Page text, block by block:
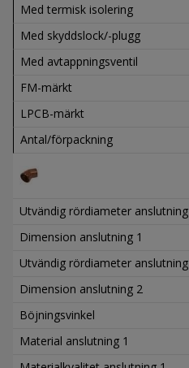
Med termisk isolering
Med skyddslock/-plugg
Med avtappningsventil
FM-märkt
LPCB-märkt
Antal/förpackning
Utvändig rördiameter anslutning
Dimension anslutning 1
Utvändig rördiameter
Dimension anslutning 2
Böjningsvinkel
Material anslutning 1